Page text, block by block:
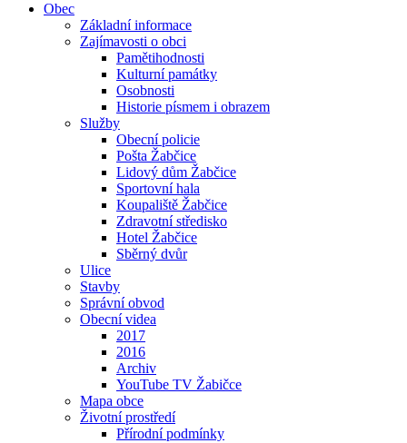
Obec
Základní informace
Zajímavosti o obci
Pamětihodnosti
Kulturní památky
Osobnosti
Historie písmem i obrazem
Služby
Obecní policie
Pošta Žabčice
Lidový dům Žabčice
Sportovní hala
Koupaliště Žabčice
Zdravotní středisko
Hotel Žabčice
Sběrný dvůr
Ulice
Stavby
Správní obvod
Obecní videa
2017
2016
Archiv
YouTube TV Žabičce
Mapa obce
Životní prostředí
Přírodní podmínky